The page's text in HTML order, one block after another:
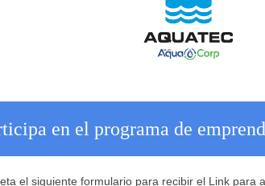
en el programa de
el siguiente formulario para recibir el Link para